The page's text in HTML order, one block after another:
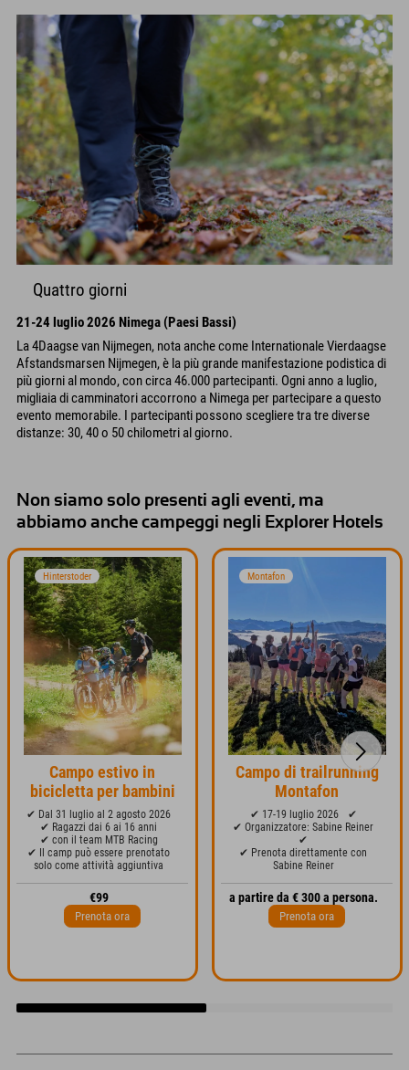
Quattro giorni
21-24 luglio 2026 Nimega (Paesi Bassi)
La 4Daagse van Nijmegen, nota anche come Internationale Vierdaagse
Afstandsmarsen Nijmegen, è la più grande manifestazione podistica di
più giorni al mondo, con circa 46.000 partecipanti. Ogni anno a luglio,
migliaia di camminatori accorrono a Nimega per partecipare a questo
evento memorabile. I partecipanti possono scegliere tra tre diverse
distanze: 30, 40 o 50 chilometri al giorno.
Non siamo solo presenti agli eventi, ma
abbiamo anche campeggi negli Explorer Hotels
Hinterstoder
Campo estivo in
bicicletta per bambini
✔ Dal 31 luglio al 2 agosto 2026
✔ Ragazzi dai 6 ai 16 anni
✔ con il team MTB Racing
✔ Il camp può essere prenotato
solo come attività aggiuntiva
€99
Prenota ora
Montafon
Campo di trailrunning
Montafon
✔ 17-19 luglio 2026
✔
✔ Organizzatore: Sabine Reiner
✔
✔ Prenota direttamente con
Sabine Reiner
a partire da € 300 a persona.
Prenota ora